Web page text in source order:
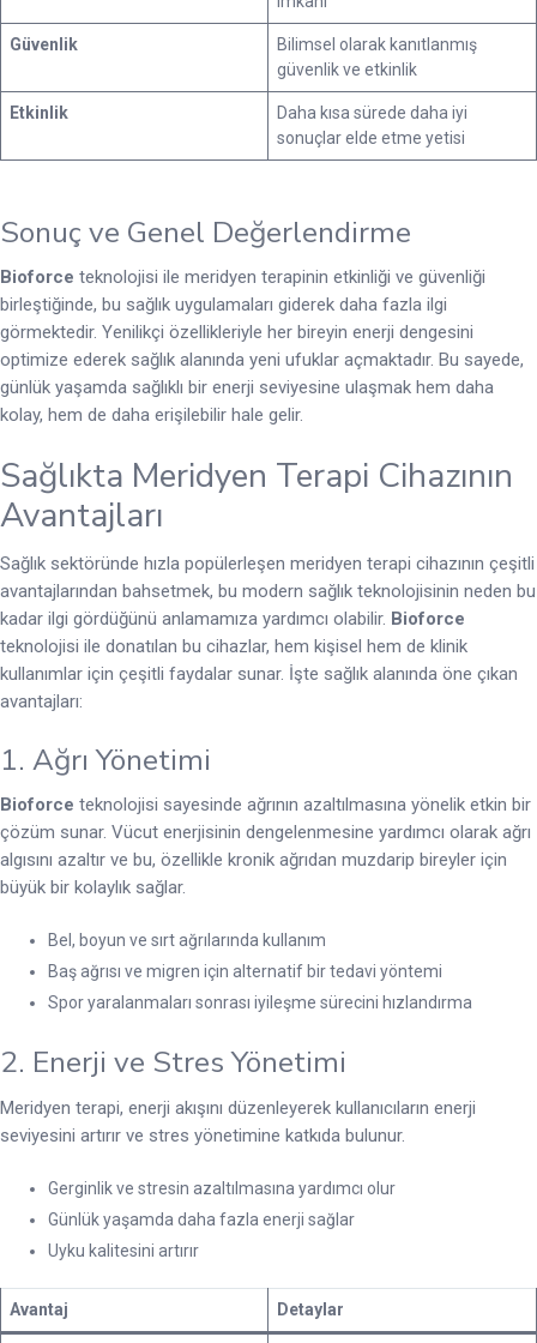
Güvenlik
Bilimsel olarak kanıtlanmış
güvenlik ve etkinlik
Etkinlik
Daha kısa sürede daha iyi
sonuçlar elde etme yetisi
Sonuç ve Genel Değerlendirme
Bioforce teknolojisi ile meridyen terapinin etkinliği ve güvenliği
birleştiğinde, bu sağlık uygulamaları giderek daha fazla ilgi
görmektedir. Yenilikçi özellikleriyle her bireyin enerji dengesini
optimize ederek sağlık alanında yeni ufuklar açmaktadır. Bu sayede,
günlük yaşamda sağlıklı bir enerji seviyesine ulaşmak hem daha
kolay, hem de daha erişilebilir hale gelir.
Sağlıkta Meridyen Terapi Cihazının
Avantajları
Sağlık sektöründe hızla popülerleşen meridyen terapi cihazının çeşitli
avantajlarından bahsetmek, bu modern sağlık teknolojisinin neden bu
kadar ilgi gördüğünü anlamamıza yardımcı olabilir. Bioforce
teknolojisi ile donatılan bu cihazlar, hem kişisel hem de klinik
kullanımlar için çeşitli faydalar sunar. İşte sağlık alanında öne çıkan
avantajları:
1. Ağrı Yönetimi
Bioforce teknolojisi sayesinde ağrının azaltılmasına yönelik etkin bir
çözüm sunar. Vücut enerjisinin dengelenmesine yardımcı olarak ağrı
algısını azaltır ve bu, özellikle kronik ağrıdan muzdarip bireyler için
büyük bir kolaylık sağlar.
Bel, boyun ve sırt ağrılarında kullanım
Baş ağrısı ve migren için alternatif bir tedavi yöntemi
Spor yaralanmaları sonrası iyileşme sürecini hızlandırma
2. Enerji ve Stres Yönetimi
Meridyen terapi, enerji akışını düzenleyerek kullanıcıların enerji
seviyesini artırır ve stres yönetimine katkıda bulunur.
Gerginlik ve stresin azaltılmasına yardımcı olur
Günlük yaşamda daha fazla enerji sağlar
Uyku kalitesini artırır
Avantaj Detaylar